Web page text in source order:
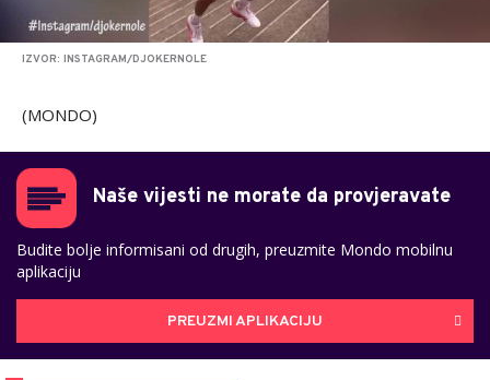
IZVOR: INSTAGRAM/DJOKERNOLE
(MONDO)
Naše vijesti ne morate da provjeravate
Budite bolje informisani od drugih, preuzmite Mondo mobilnu
aplikaciju
PREUZMI APLIKACIJU